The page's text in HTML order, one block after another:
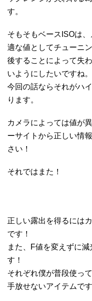
す。
そもそもベースISOは
適な値としてチューニ
後することによって失
いようにしたいですね。
今回の話ならそれがハ
ります。
カメラによっては値が
ーサイトから正しい情
さい！
それではまた！
正しい露出を得るには
です！
また、F値を変えずに
す！
それぞれ僕が普段使っ
手放せないアイテムで